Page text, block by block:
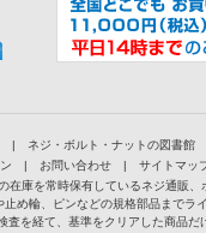
|
ネジ・ボルト・ナットの図書館
| お問い合わせ |
サイトマッ
庫を常時保有しているネジ通販
め輪、ピンなどの規格部品まで
査を経て、基準をクリアした商品